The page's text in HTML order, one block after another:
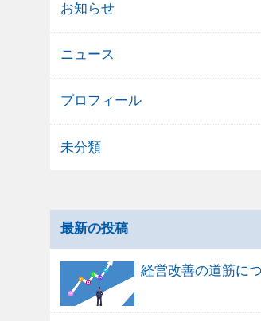
お知らせ
ニュース
プロフィール
未分類
最新の投稿
経営改善の道筋に